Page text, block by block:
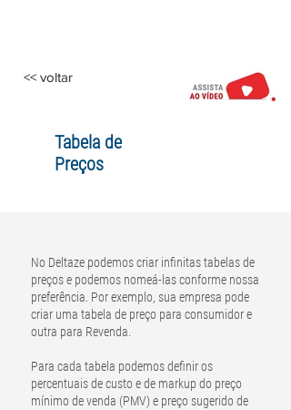
<< voltar
Tabela de
Preços
No Deltaze podemos criar infinitas tabelas de
preços e podemos nomeá-las conforme nossa
preferência. Por exemplo, sua empresa pode
criar uma tabela de preço para consumidor e
outra para Revenda.
Para cada tabela podemos definir os
percentuais de custo e de markup do preço
mínimo de venda (PMV) e preço sugerido de